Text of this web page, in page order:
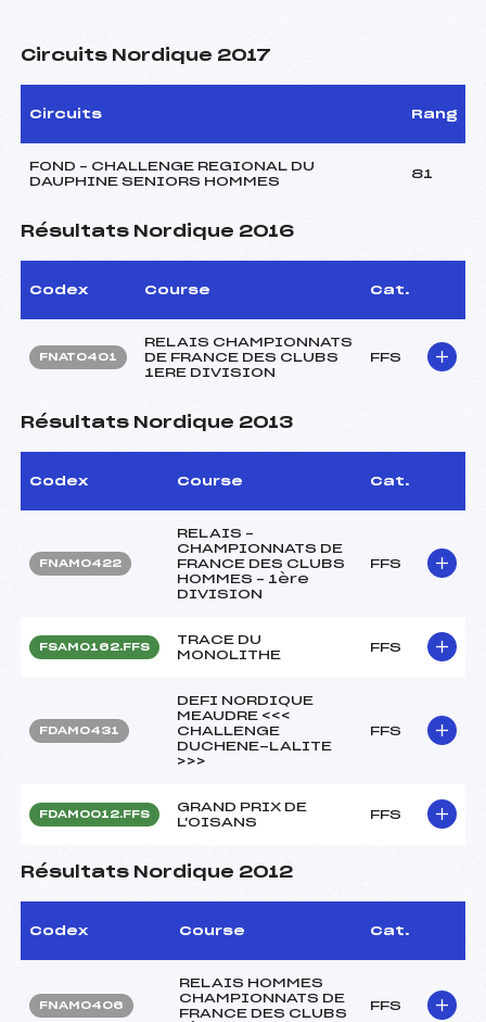
Circuits Nordique 2017
Circuits Rang
FOND – CHALLENGE REGIONAL DU
DAUPHINE SENIORS HOMMES
81
Résultats Nordique 2016
Codex Course Cat.
FNAT0401
RELAIS CHAMPIONNATS
DE FRANCE DES CLUBS
1ERE DIVISION
FFS
Résultats Nordique 2013
Codex Course Cat.
FNAM0422
RELAIS –
CHAMPIONNATS DE
FRANCE DES CLUBS
HOMMES – 1ère
DIVISION
FFS
FSAM0162.FFS
TRACE DU
MONOLITHE
FFS
FDAM0431
DEFI NORDIQUE
MEAUDRE <<<
CHALLENGE
DUCHENE-LALITE
>>>
FFS
FDAM0012.FFS
GRAND PRIX DE
L'OISANS
FFS
Résultats Nordique 2012
Codex Course Cat.
FNAM0406
RELAIS HOMMES
CHAMPIONNATS DE
FRANCE DES CLUBS
FFS